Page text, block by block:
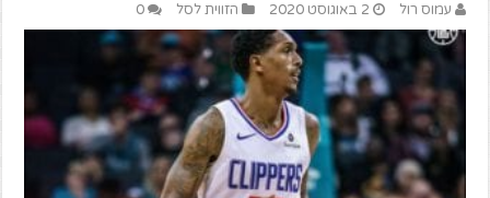
עמוס רול 2 באוגוסט 2020 הזווית לסל 0